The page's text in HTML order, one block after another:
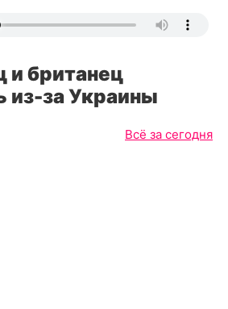
и британец
из-за Украины
Всё за сегодня